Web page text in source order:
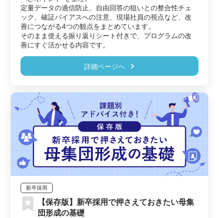
定量データの過信防止、自由回答の狙いとの整合性チェ
ック、確証バイアスへの注意、現場社員の視点など、改
善につながる4つの観点をまとめています。
そのまま使える振り返りシート付きで、プログラムの改
善にすぐ活かせる内容です。
詳細ページへ
新卒採用
【保存版】新卒採用で押さえておきたい母集
団形成の基礎